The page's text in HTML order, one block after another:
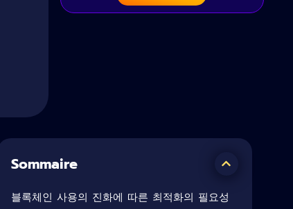
Sommaire
블록체인 사용의 진화에 따른 최적화의 필요성